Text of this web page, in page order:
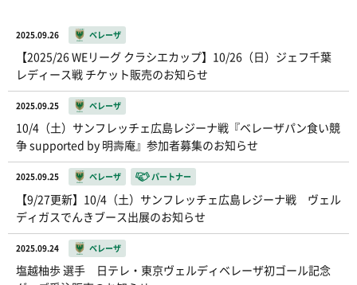
2025.09.26 ベレーザ
【2025/26 WEリーグ クラシエカップ】10/26（日）ジェフ千葉
レディース戦 チケット販売のお知らせ
2025.09.25 ベレーザ
10/4（土）サンフレッチェ広島レジーナ戦『ベレーザパン食い競
争 supported by 明壽庵』参加者募集のお知らせ
2025.09.25 ベレーザ パートナー
【9/27更新】10/4（土）サンフレッチェ広島レジーナ戦 ヴェル
ディガスでんきブース出展のお知らせ
2025.09.24 ベレーザ
塩越柚歩 選手 日テレ・東京ヴェルディベレーザ初ゴール記念